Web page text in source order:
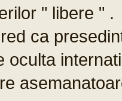
" libere " .
ca
oculta